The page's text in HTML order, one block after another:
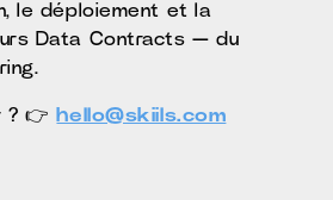
le déploiement et la
Data Contracts — du
? 👉 hello@skiils.com